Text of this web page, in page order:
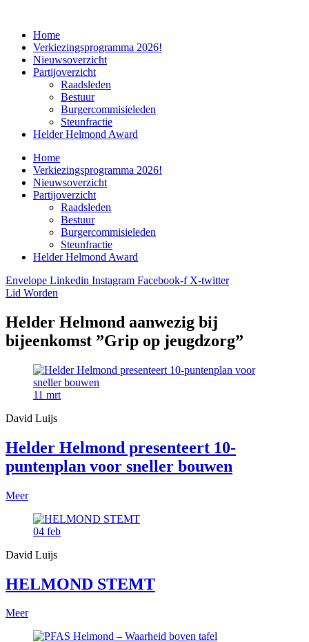
Home
Verkiezingsprogramma 2026!
Nieuwsoverzicht
Partijoverzicht
Raadsleden
Bestuur
Burgercommisieleden
Steunfractie
Helder Helmond Award
Home
Verkiezingsprogramma 2026!
Nieuwsoverzicht
Partijoverzicht
Raadsleden
Bestuur
Burgercommisieleden
Steunfractie
Helder Helmond Award
Envelope Linkedin Instagram Facebook-f X-twitter
Lid Worden
Helder Helmond aanwezig bij
bijeenkomst ”Grip op jeugdzorg”
11 mrt
David Luijs
Helder Helmond presenteert 10-
puntenplan voor sneller bouwen
Meer
04 feb
David Luijs
HELMOND STEMT
Meer